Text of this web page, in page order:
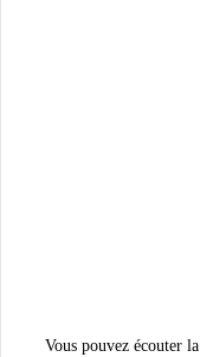
Vous pouvez écouter